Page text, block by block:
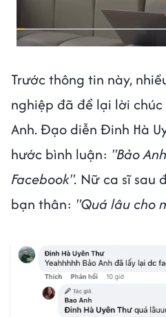
Trước thông tin này,
nghiệp đã để lại lời
Anh. Đạo diễn Đinh Hà
hước bình luận: "Bảo
Facebook". Nữ ca sĩ sau
bạn thân: "Quá lâu cho